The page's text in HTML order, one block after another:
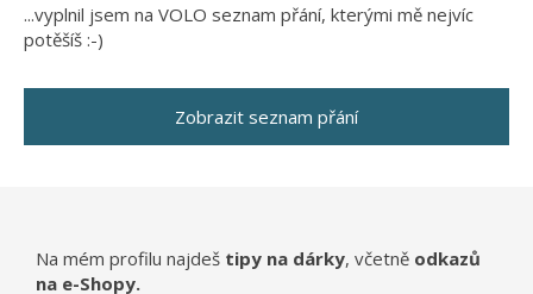
...vyplnil jsem na VOLO seznam přání, kterými mě nejvíc
potěšíš :-)
Zobrazit seznam přání
Na mém profilu najdeš tipy na dárky, včetně odkazů
na e-Shopy.